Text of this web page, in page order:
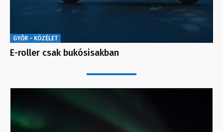
GYŐR - KÖZÉLET
E-roller csak bukósisakban